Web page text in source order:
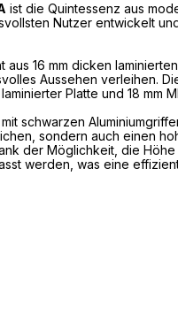
ist die Quintessenz aus
Nutzer entwickelt
16 mm dicken
Aussehen verleihen.
Platte und 18 mm
schwarzen
sondern auch einen
der Möglichkeit, die
werden, was eine